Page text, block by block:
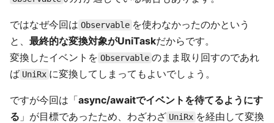
ではなぜ今回は Observable を使わなかったのかという
と、 最終的な変換対象がUniTaskだからです。
変換したイベントを Observable のまま取り回すのであれ
ば UniRx に変換してしまってもよいでしょう。
ですが今回は「async/awaitでイベントを待てるようにす
る 」が目標であったため、わざわざ UniRx を経由して変換